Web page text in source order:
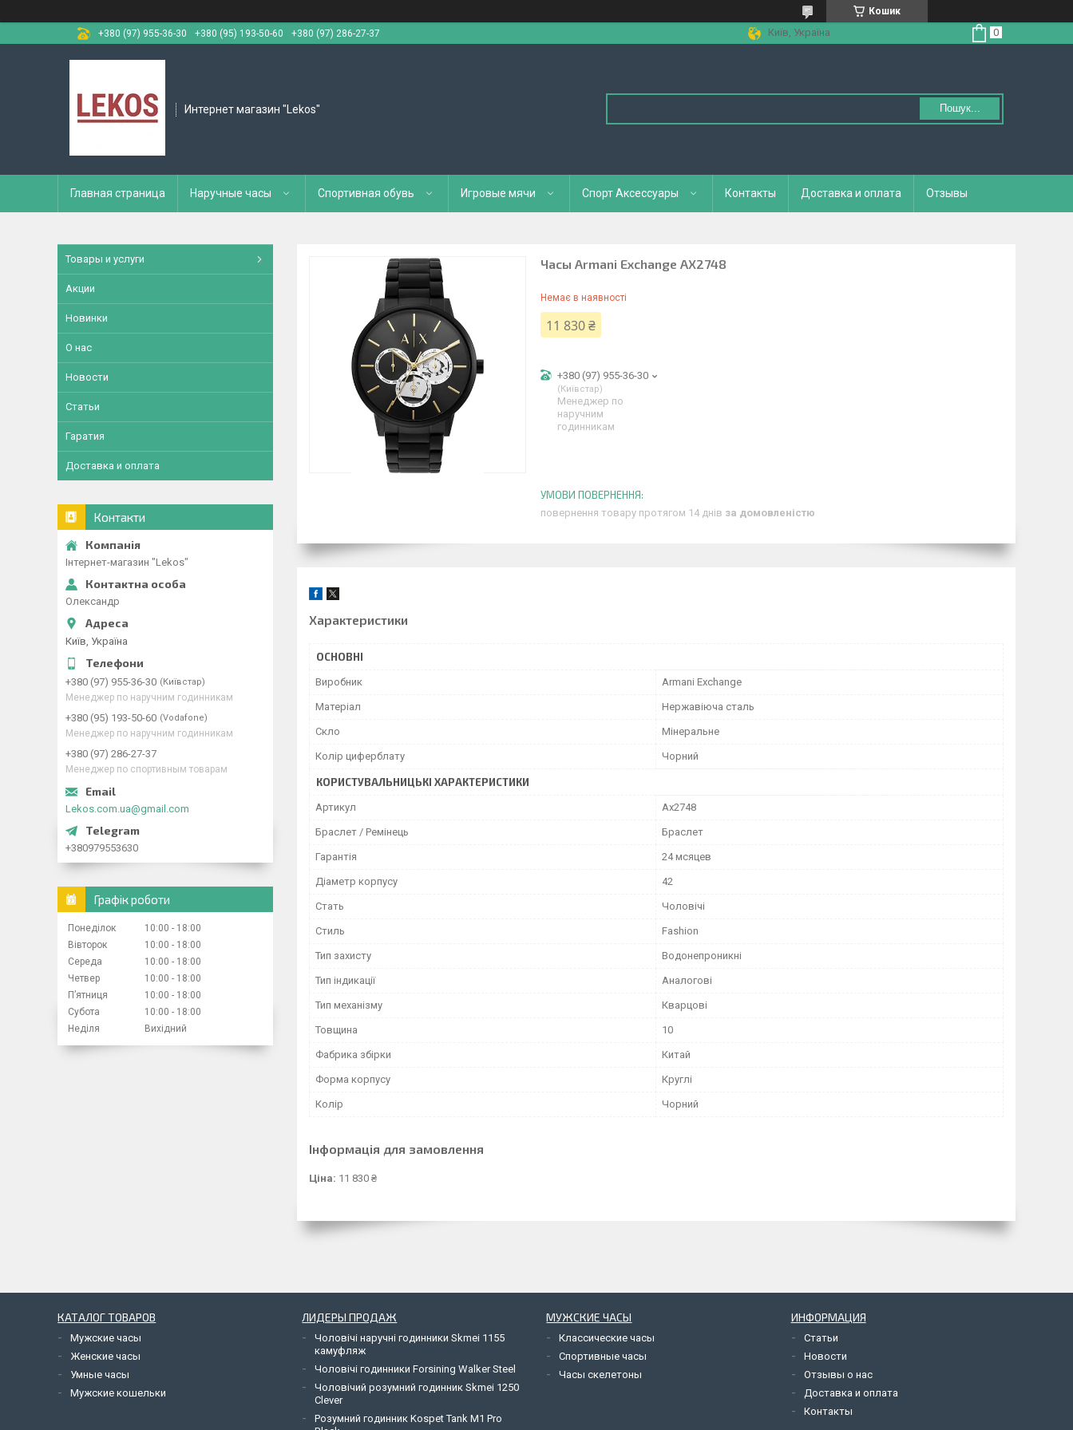
Кошик
+380 (97) 955-36-30
+380 (95) 193-50-60 +380 (97) 286-27-37 Київ, Україна
Интернет магазин "Lekos" Пошук...
Главная страница Наручные часы Спортивная обувь Игровые мячи Спорт Аксессуары Контакты Доставка и оплата Отзывы
Часы Armani Exchange AX2748
Немає в наявності
11 830 ₴
+380 (97) 955-36-30
Київстар
Менеджер по
наручним
годинникам
повернення товару протягом 14 днів за домовленістю
Характеристики
ОСНОВНІ
Виробник Armani Exchange
Матеріал Нержавіюча сталь
Скло Мінеральне
Колір циферблату Чорний
КОРИСТУВАЛЬНИЦЬКІ ХАРАКТЕРИСТИКИ
Артикул Ax2748
Браслет / Ремінець Браслет
Гарантія 24 мсяцев
Діаметр корпусу 42
Стать Чоловічі
Стиль Fashion
Тип захисту Водонепроникні
Тип індикації Аналогові
Тип механізму Кварцові
Товщина 10
Фабрика збірки Китай
Форма корпусу Круглі
Колір Чорний
Інформація для замовлення
Ціна: 11 830 ₴
Товары и услуги
Акции
Новинки
О нас
Новости
Статьи
Гаратия
Доставка и оплата
Контакти
Інтернет-магазин "Lekos"
Олександр
Київ, Україна
+380 (97) 955-36-30 Київстар
Менеджер по наручним годинникам
+380 (95) 193-50-60 Vodafone
Менеджер по наручним годинникам
+380 (97) 286-27-37
Менеджер по спортивным товарам
Lekos.com.ua@gmail.com
+380979553630
Графік роботи
Понеділок 10:00
18:00
Вівторок
10:00
18:00
Середа
10:00
18:00
Четвер
10:00
18:00
Пʼятниця
10:00
18:00
Субота
10:00
18:00
Неділя
Вихідний
КАТАЛОГ ТОВАРОВ
Мужские часы
Женские часы
Умные часы
Мужские кошельки
ЛИДЕРЫ ПРОДАЖ
Чоловічі наручні годинники Skmei 1155
камуфляж
Чоловічі годинники Forsining Walker Steel
Чоловічий розумний годинник Skmei 1250
Clever
Розумний годинник Kospet Tank M1 Pro
МУЖСКИЕ ЧАСЫ
Классические часы
Спортивные часы
Часы скелетоны
ИНФОРМАЦИЯ
Статьи
Новости
Отзывы о нас
Доставка и оплата
Контакты